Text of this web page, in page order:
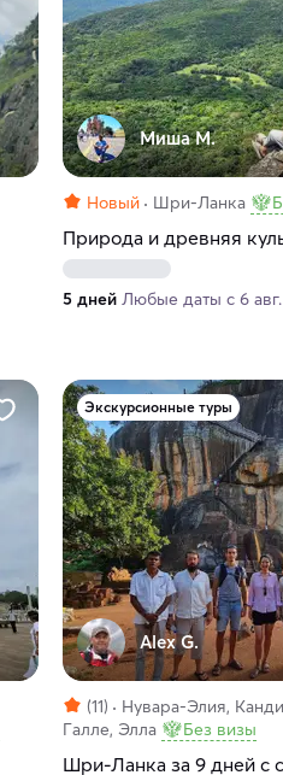
Миша M.
Новый Шри-Ланка
Природа и древняя
5 дней Любые даты с 6 авг.
Экскурсионные туры
Alex G.
(11)
Нувара-Элия,
Галле, Элла
Без визы
Шри-Ланка за 9 дней с